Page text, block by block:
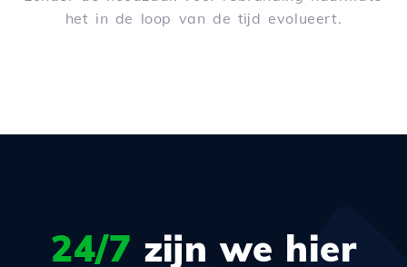
het in de loop van de tijd evolueert.
24/7 zijn we hier